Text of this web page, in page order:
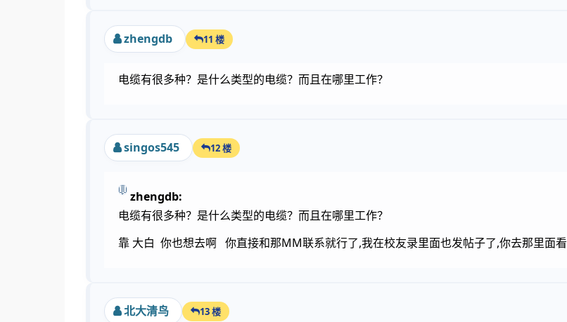
zhengdb 11 楼
电缆有很多种？是什么类型的电缆？而且在哪里工作？
singos545 12 楼
zhengdb:
电缆有很多种？是什么类型的电缆？而且在哪里工作？
靠 大白 你也想去啊 你直接和那MM联系就行了,我在校友录里面也发帖子了,你去那里面看
北大清鸟 13 楼